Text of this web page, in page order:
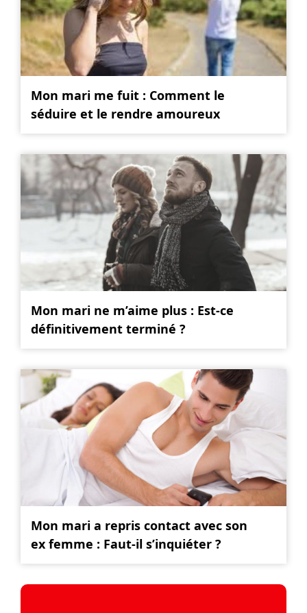
Mon mari me fuit : Comment le
séduire et le rendre amoureux
Mon mari ne m’aime plus : Est-ce
définitivement terminé ?
Mon mari a repris contact avec son
ex femme : Faut-il s’inquiéter ?